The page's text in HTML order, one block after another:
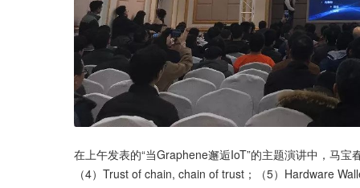
在上午发表的“当Graphene邂逅IoT”的主题演讲中，马
（4）Trust of chain, chain of trust；（5）Hardware